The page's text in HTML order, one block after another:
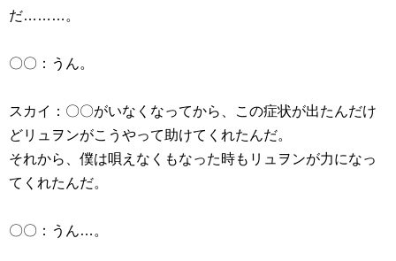
だ………。
〇〇：うん。
スカイ：〇〇がいなくなってから、この症状が出たんだけ
どリュヲンがこうやって助けてくれたんだ。
それから、僕は唄えなくもなった時もリュヲンが力になっ
てくれたんだ。
〇〇：うん…。